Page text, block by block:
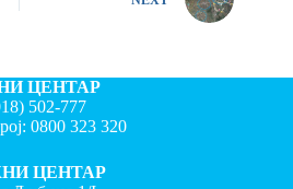
ЦЕНТАР
502-777
0800 323 320
ЦЕНТАР